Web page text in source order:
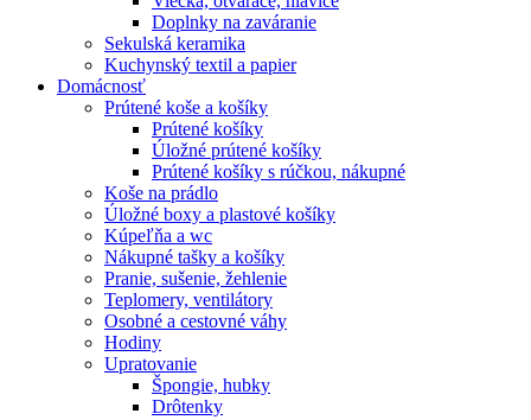
Doplnky na zaváranie
Sekulská keramika
Kuchynský textil a papier
Domácnosť
Prútené koše a košíky
Prútené košíky
Úložné prútené košíky
Prútené košíky s rúčkou, nákupné
Koše na prádlo
Úložné boxy a plastové košíky
Kúpeľňa a wc
Nákupné tašky a košíky
Pranie, sušenie, žehlenie
Teplomery, ventilátory
Osobné a cestovné váhy
Hodiny
Upratovanie
Špongie, hubky
Drôtenky